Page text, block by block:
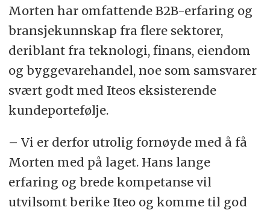
Morten har omfattende B2B-erfaring og
bransjekunnskap fra flere sektorer,
deriblant fra teknologi, finans, eiendom
og byggevarehandel, noe som samsvarer
svært godt med Iteos eksisterende
kundeportefølje.
– Vi er derfor utrolig fornøyde med å få
Morten med på laget. Hans lange
erfaring og brede kompetanse vil
utvilsomt berike Iteo og komme til god